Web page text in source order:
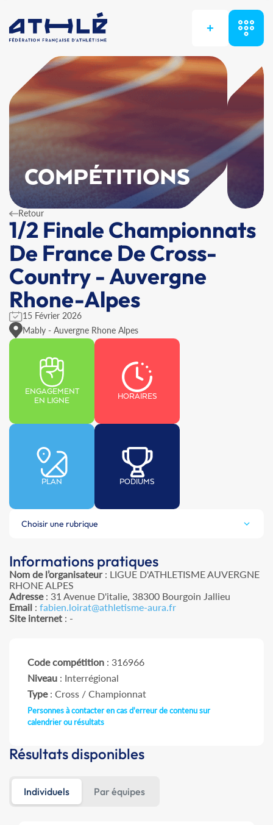
+
COMPÉTITIONS
Retour
1/2 Finale Championnats
De France De Cross-
Country - Auvergne
Rhone-Alpes
15 Février 2026
Mably - Auvergne Rhone Alpes
ENGAGEMENT
EN LIGNE
HORAIRES
PLAN PODIUMS
Choisir une rubrique
Informations pratiques
Nom de l’organisateur: LIGUE D'ATHLETISME AUVERGNE
RHONE ALPES
Adresse: 31 Avenue D'italie, 38300 Bourgoin Jallieu
Email : fabien.loirat@athletisme-aura.fr
Site internet : -
Code compétition : 316966
Niveau : Interrégional
Type: Cross / Championnat
Personnes à contacter en cas d'erreur de contenu sur
calendrier ou résultats
Résultats disponibles
Individuels Par équipes